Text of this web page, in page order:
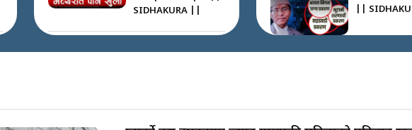
SIDHAKURA ||
कहाँ हरायो ग्यास ? ||
||
over
Minister ||